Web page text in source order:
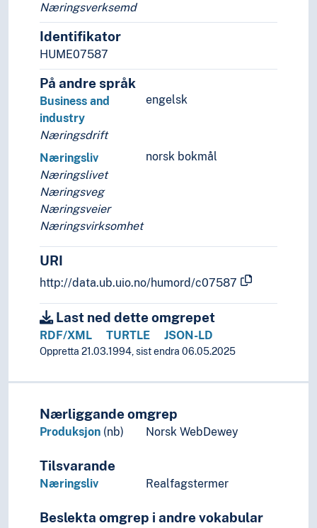
Næringsverksemd
Identifikator
HUME07587
På andre språk
engelsk
Business and
industry
Næringsdrift
norsk bokmål
Næringsliv
Næringslivet
Næringsveg
Næringsveier
Næringsvirksomhet
URI
http://data.ub.uio.no/humord/c07587
Last ned dette omgrepet
RDF/XML TURTLE JSON-LD
Oppretta 21.03.1994, sist endra 06.05.2025
Nærliggande omgrep
Produksjon (nb) Norsk WebDewey
Tilsvarande
Næringsliv Realfagstermer
Beslekta omgrep i andre vokabular